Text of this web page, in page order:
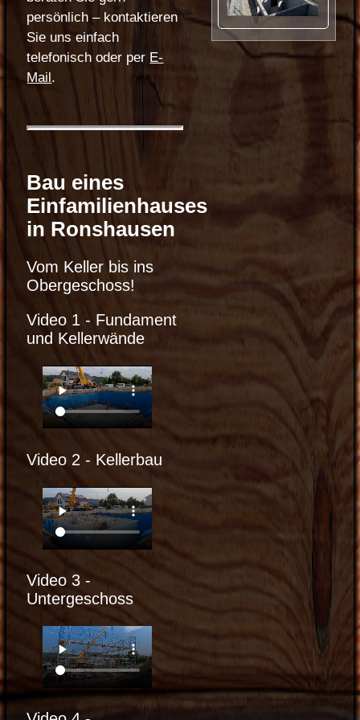
persönlich – kontaktieren
Sie uns einfach
telefonisch oder per E-
Mail.
Bau eines
Einfamilienhauses
in Ronshausen
Vom Keller bis ins
Obergeschoss!
Video 1 - Fundament
und Kellerwände
Video 2 - Kellerbau
Video 3 -
Untergeschoss